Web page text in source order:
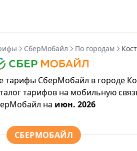
СберМобайл По городам
тарифы СберМобайл в городе
тарифов на мобильную
на июн. 2026
СБЕРМОБАЙЛ